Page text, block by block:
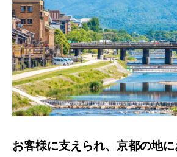
お客様に支えられ、京都の地